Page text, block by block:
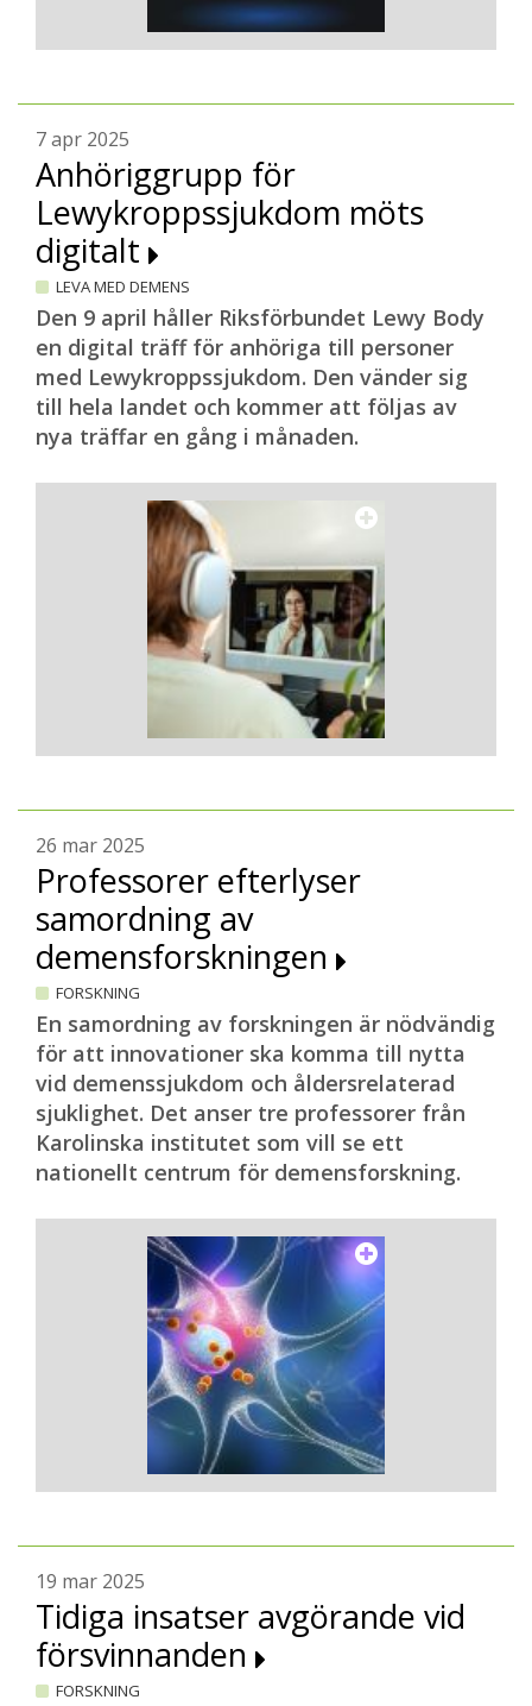
7 apr 2025
Anhöriggrupp för
Lewykroppssjukdom möts
digitalt
LEVA MED DEMENS
Den 9 april håller Riksförbundet Lewy Body
en digital träff för anhöriga till personer
med Lewykroppssjukdom. Den vänder sig
till hela landet och kommer att följas av
nya träffar en gång i månaden.
26 mar 2025
Professorer efterlyser
samordning av
demensforskningen
FORSKNING
En samordning av forskningen är nödvändig
för att innovationer ska komma till nytta
vid demenssjukdom och åldersrelaterad
sjuklighet. Det anser tre professorer från
Karolinska institutet som vill se ett
nationellt centrum för demensforskning.
19 mar 2025
Tidiga insatser avgörande vid
försvinnanden
FORSKNING